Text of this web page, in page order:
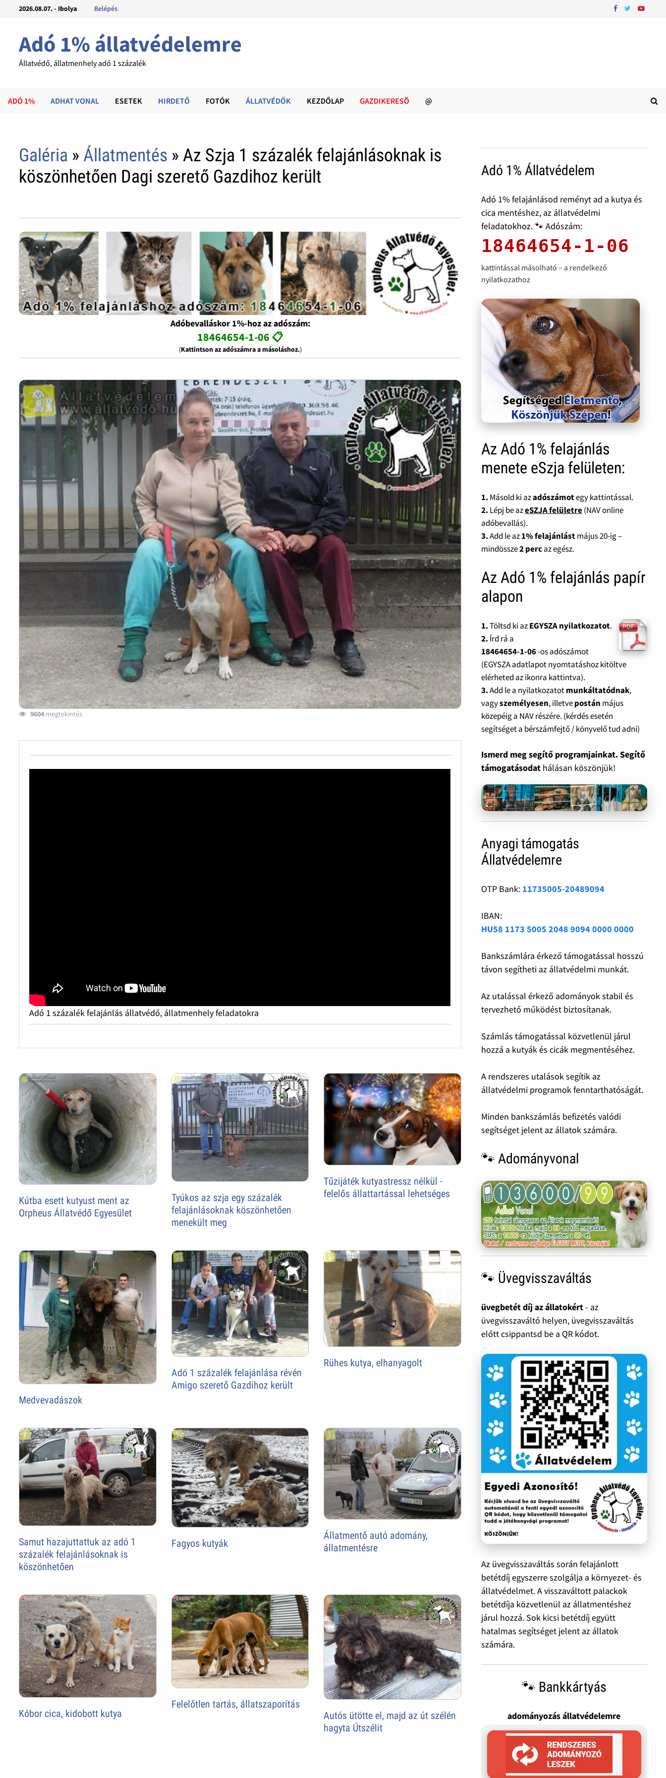
2026.08.07. - Ibolya Belépés
Adó 1% állatvédelemre
Állatvédő, állatmenhely adó 1 százalék
ADÓ 1% ADHAT VONAL ESETEK HIRDETŐ FOTÓK ÁLLATVÉDŐK KEZDŐLAP GAZDIKERESÕ @
Galéria » Állatmentés » Az Szja 1 százalék felajánlásoknak is
köszönhetően Dagi szerető Gazdihoz került
Adóbevalláskor 1%-hoz az adószám:
18464654-1-06 📋
(Kattintson az adószámra a másoláshoz.)
9604 megtekintés
Adó 1 százalék felajánlás állatvédő, állatmenhely feladatokra
Kútba esett kutyust ment az
Orpheus Állatvédő Egyesület
Tyúkos az szja egy százalék
felajánlásoknak köszönhetően
menekült meg
Tűzijáték kutyastressz nélkül -
felelős állattartással lehetséges
Medvevadászok
Adó 1 százalék felajánlása révén
Amigo szerető Gazdihoz került
Rühes kutya, elhanyagolt
Samut hazajuttattuk az adó 1
százalék felajánlásoknak is
köszönhetően
Fagyos kutyák
Állatmentő autó adomány,
állatmentésre
Kóbor cica, kidobott kutya
Felelőtlen tartás, állatszaporítás
Autós ütötte el, majd az út szélén
hagyta Útszélit
Adó 1% Állatvédelem
Adó 1% felajánlásod reményt ad a kutya és
cica mentéshez, az állatvédelmi
feladatokhoz. 🐾 Adószám:
18464654-1-06
kattintással másolható – a rendelkező
nyilatkozathoz
Az Adó 1% felajánlás
menete eSzja felületen:
1. Másold ki azadószámotegy kattintással.
2. Lépj be azeSZJA felületre(NAV online
adóbevallás).
3.Add le az1% felajánlástmájus 20-ig –
mindössze2 percaz egész.
Az Adó 1% felajánlás papír
alapon
1.Töltsd ki azEGYSZA nyilatkozatot.
2. Írd rá a
18464654-1-06-os adószámot
(EGYSZA adatlapot nyomtatáshoz kitöltve
elérheted az ikonra kattintva).
3.Add le a nyilatkozatotmunkáltatódnak,
vagyszemélyesen, illetvepostán május
közepéig a NAV részére. (kérdés esetén
segítséget a bérszámfejtő / könyvelő tud adni)
Ismerd meg segítő programjainkat. Segítő
támogatásodat hálásan köszönjük!
Anyagi támogatás
Állatvédelemre
OTP Bank: 11735005-20489094
IBAN:
HU58 1173 5005 2048 9094 0000 0000
Bankszámlára érkező támogatással hosszú
távon segítheti az állatvédelmi munkát.
Az utalással érkező adományok stabil és
tervezhető működést biztosítanak.
Számlás támogatással közvetlenül járul
hozzá a kutyák és cicák megmentéséhez.
A rendszeres utalások segítik az
állatvédelmi programok fenntarthatóságát.
Minden bankszámlás befizetés valódi
segítséget jelent az állatok számára.
🐾 Adományvonal
🐾 Üvegvisszaváltás
üvegbetét díj az állatokért- az
üvegvisszaváltó helyen, üvegvisszaváltás
előtt csippantsd be a QR kódot.
Az üvegvisszaváltás során felajánlott
betétdíj egyszerre szolgálja a környezet- és
állatvédelmet. A visszaváltott palackok
betétdíja közvetlenül az állatmentéshez
járul hozzá. Sok kicsi betétdíj együtt
hatalmas segítséget jelent az állatok
számára.
🐾 Bankkártyás
adományozás állatvédelemre